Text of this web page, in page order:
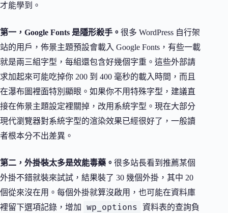
才能學到。
第一，Google Fonts 是隱形殺手。 很多 WordPress 自行架
站的用戶，佈景主題預設會載入 Google Fonts，有些一載
就是兩三組字型，每組還包含好幾個字重。這些外部請
求加起來可能吃掉你 200 到 400 毫秒的載入時間，而且
在瀑布圖裡面特別顯眼。如果你不用特殊字型，建議直
接在佈景主題設定裡關掉，改用系統字型。現在大部分
現代瀏覽器對系統字型的渲染效果已經很好了，一般讀
者根本分不出差異。
第二，外掛裝太多是效能毒藥。 很多站長看到推薦某個
外掛不錯就裝來試試，結果裝了 30 幾個外掛，其中 20
個從來沒在用。每個外掛就算沒啟用，也可能在資料庫
裡留下選項記錄，增加
wp_options
資料表的查詢負